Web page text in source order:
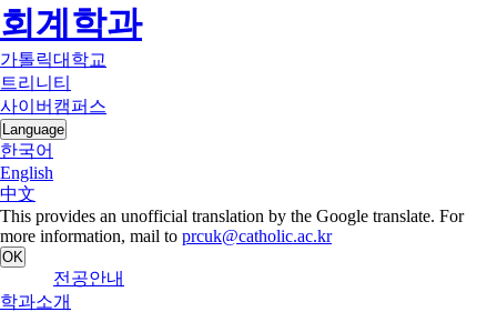
회계학과
가톨릭대학교
트리니티
사이버캠퍼스
Language
한국어
English
中文
This provides an unofficial translation by the Google translate. For
more information, mail to prcuk@catholic.ac.kr
OK
전공안내
학과소개